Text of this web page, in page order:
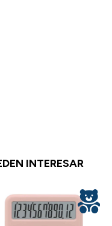
INTERESAR